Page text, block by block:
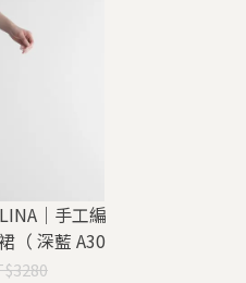
｜手工編
（ 深藍 A30